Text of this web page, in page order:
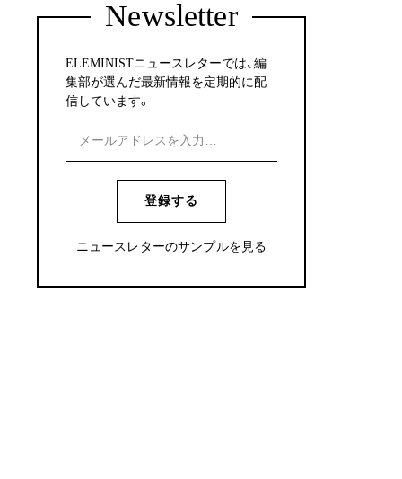
Newsletter
ELEMINISTニュースレターでは、編
集部が選んだ最新情報を定期的に配
信しています。
登録する
ニュースレターのサンプルを見る